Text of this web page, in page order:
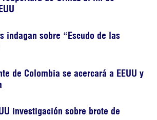
indagan sobre “Escudo de las
de Colombia se acercará a EEUU y
investigación sobre brote de